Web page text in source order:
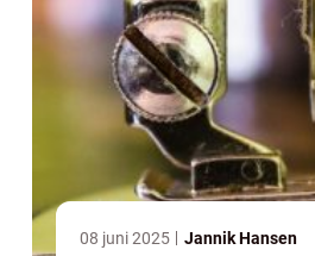
08 juni 2025 Jannik Hansen